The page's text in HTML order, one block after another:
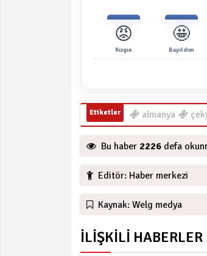
😡
Kızgın
🤩
Bayıldım
Etiketler almanya
Bu haber 2226 defa
Editör: Haber merkezi
Kaynak: Welg medya
İLİŞKİLİ HABERLER